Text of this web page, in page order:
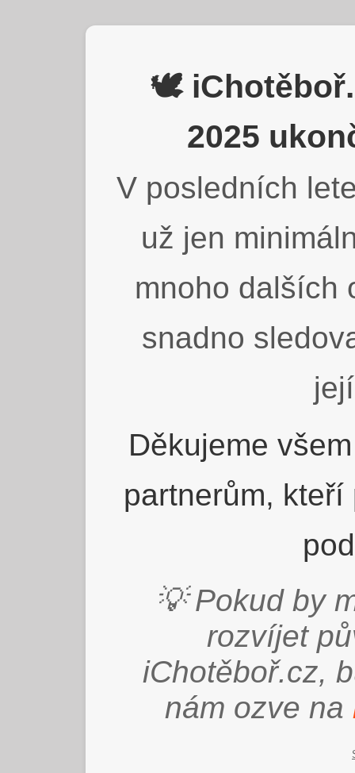
🕊️
2025
V posledních
už jen
mnoho dalších
snadno
Děkujeme
partnerům,
💡 Pokud by
rozvíjet
iChotěboř.cz,
nám ozve na